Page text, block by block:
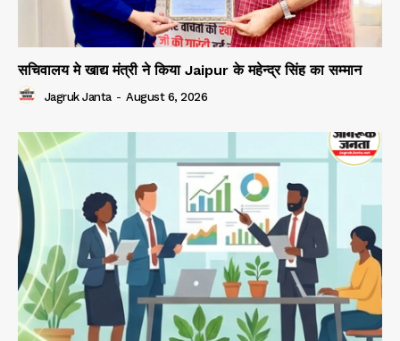
सचिवालय मे खाद्य मंत्री ने किया Jaipur के महेन्द्र सिंह का सम्मान
Jagruk Janta - August 6, 2026